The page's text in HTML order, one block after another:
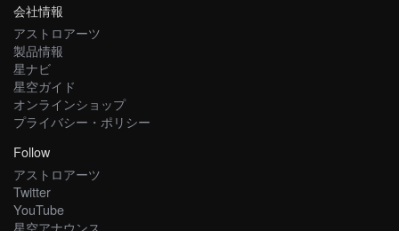
会社情報
アストロアーツ
製品情報
星ナビ
星空ガイド
オンラインショップ
プライバシー・ポリシー
Follow
アストロアーツ
Twitter
YouTube
星空アナウンス